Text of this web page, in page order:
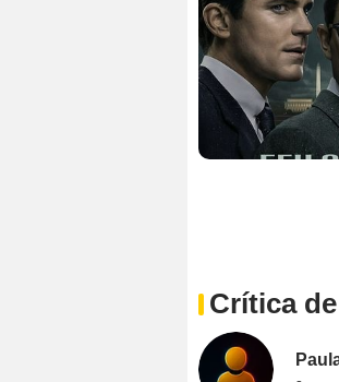
Crítica